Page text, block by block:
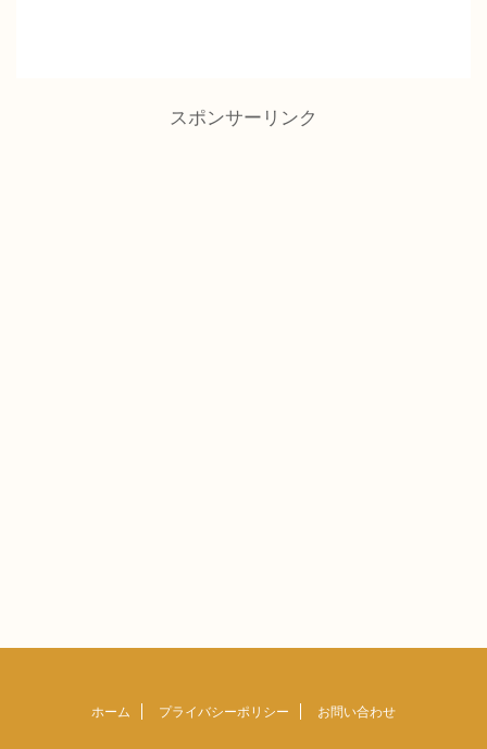
スポンサーリンク
ホーム プライバシーポリシー お問い合わせ